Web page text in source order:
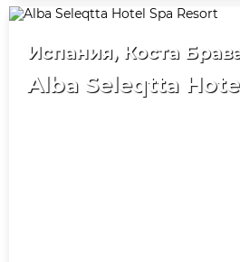
Испания, Коста
Alba Seleqtta